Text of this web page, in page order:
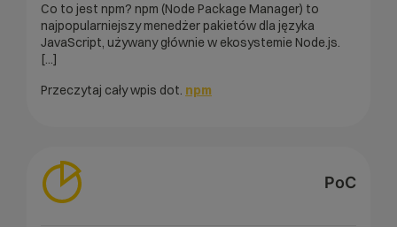
Co to jest npm? npm (Node Package Manager) to
najpopularniejszy menedżer pakietów dla języka
JavaScript, używany głównie w ekosystemie Node.js.
[...]
Przeczytaj cały wpis dot. npm
PoC